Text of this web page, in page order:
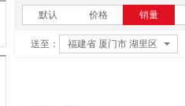
默认 价格 销量
送至： 福建省 厦门市 湖里区